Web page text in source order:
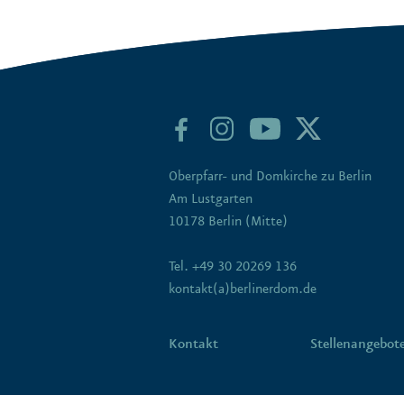
Oberpfarr- und Domkirche zu Berlin
Am Lustgarten
10178 Berlin (Mitte)
Tel. +49 30 20269 136
kontakt(a)berlinerdom.de
Kontakt